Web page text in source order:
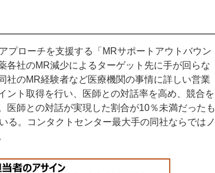
ローチを支援する「MRサポートアウトバウン
各社のMR減少によるターゲット先に手が回らな
社のMR経験者など医療機関の事情に詳しい営業
ント取得を行い、医師との対話率を高め、競合を
医師との対話が実現した割合が10％未満だったも
る。コンタクトセンター最大手の同社ならではノ